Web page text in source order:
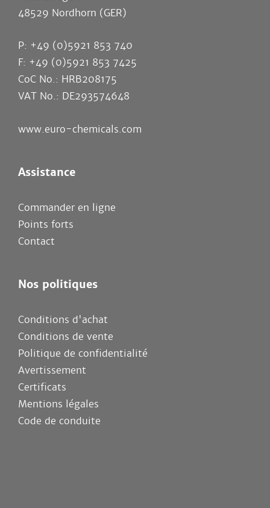
48529 Nordhorn (GER)
P: +49 (0)5921 853 740
F: +49 (0)5921 853 7425
CoC No.: HRB208175
VAT No.: DE293574648
www.euro-chemicals.com
Assistance
Commander en ligne
Points forts
Contact
Nos politiques
Conditions d'achat
Conditions de vente
Politique de confidentialité
Avertissement
Certificats
Mentions légales
Code de conduite